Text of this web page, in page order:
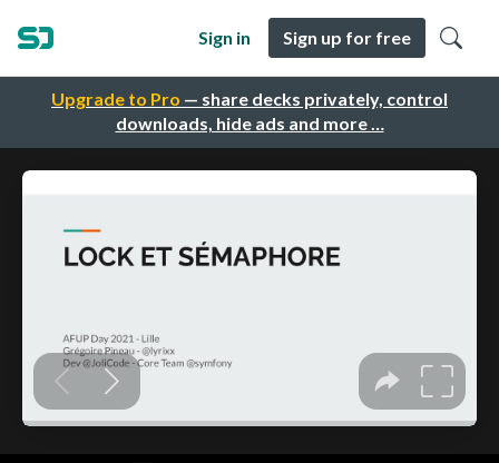
Upgrade to Pro — share decks privately, control
downloads, hide ads and more …
Sign in Sign up for free